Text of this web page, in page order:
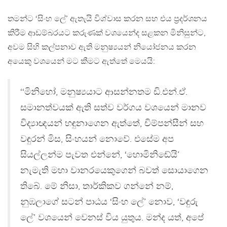
තමන්ට ‘සිංහ ලේ’ ඇතැයි විශ්වාස කරන සහ එය ප‍්‍රදර්ශනය
කිරීම ආඩම්බරයට කරුණක් වශයෙන්ද සළකන මිනිසුන්ට,
අවම සිහි කල්පනාව ඇති මනුෂ්‍යයන් නියෝජනය කරන
අයෙකු වශයෙන් මට කීමට ඇත්තේ මෙයයි:
‘‘මිනිහෝ, මනුෂ්‍යයාට ආසන්නතම ඩි.එන්.ඒ.
සමානත්වයක් ඇති සත්ව වර්ගය වශයෙන් මානව
විද්‍යාඥයන් හඳුනාගෙන ඇත්තේ, චිම්පන්සීන් සහ
වඳුරන් මිස, සිංහයන් නොවේ. එසේම අප
සියල්ලන්ම පැවත එන්නේ, ‘හොමිනිඬේයි’
නැමැති මහා වානරයෙකුගෙන් බවත් සොයාගෙන
තිබේ. මේ නිසා, තාර්කිකව ගන්නේ නම්,
නුඹලාගේ සටන් පාඨය ‘සිංහ ලේ’ නොව, ‘වඳුරු
ලේ’ වශයෙන් වෙනස් විය යුතුය. මන්ද යත්, අපේ